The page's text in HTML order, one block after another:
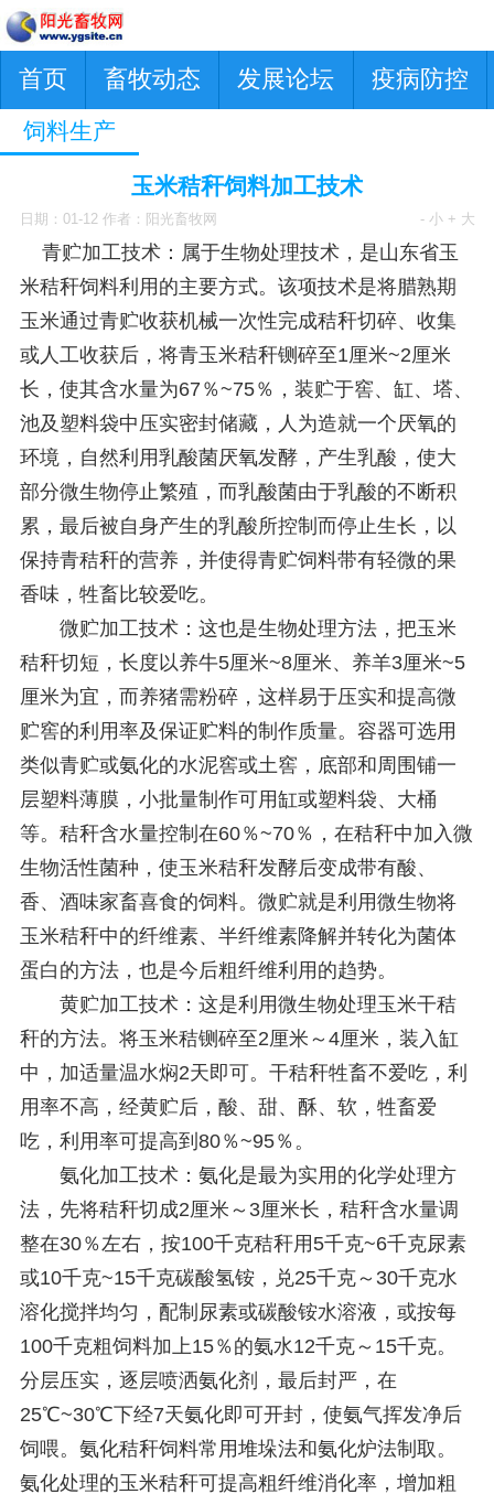
首页 畜牧动态 发展论坛 疫病防控
饲料生产
玉米秸秆饲料加工技术
日期：01-12 作者：阳光畜牧网 - 小 + 大
青贮加工技术：属于生物处理技术，是山东省玉
米秸秆饲料利用的主要方式。该项技术是将腊熟期
玉米通过青贮收获机械一次性完成秸秆切碎、收集
或人工收获后，将青玉米秸秆铡碎至1厘米~2厘米
长，使其含水量为67％~75％，装贮于窖、缸、塔、
池及塑料袋中压实密封储藏，人为造就一个厌氧的
环境，自然利用乳酸菌厌氧发酵，产生乳酸，使大
部分微生物停止繁殖，而乳酸菌由于乳酸的不断积
累，最后被自身产生的乳酸所控制而停止生长，以
保持青秸秆的营养，并使得青贮饲料带有轻微的果
香味，牲畜比较爱吃。
微贮加工技术：这也是生物处理方法，把玉米
秸秆切短，长度以养牛5厘米~8厘米、养羊3厘米~5
厘米为宜，而养猪需粉碎，这样易于压实和提高微
贮窖的利用率及保证贮料的制作质量。容器可选用
类似青贮或氨化的水泥窖或土窖，底部和周围铺一
层塑料薄膜，小批量制作可用缸或塑料袋、大桶
等。秸秆含水量控制在60％~70％，在秸秆中加入微
生物活性菌种，使玉米秸秆发酵后变成带有酸、
香、酒味家畜喜食的饲料。微贮就是利用微生物将
玉米秸秆中的纤维素、半纤维素降解并转化为菌体
蛋白的方法，也是今后粗纤维利用的趋势。
黄贮加工技术：这是利用微生物处理玉米干秸
秆的方法。将玉米秸铡碎至2厘米～4厘米，装入缸
中，加适量温水焖2天即可。干秸秆牲畜不爱吃，利
用率不高，经黄贮后，酸、甜、酥、软，牲畜爱
吃，利用率可提高到80％~95％。
氨化加工技术：氨化是最为实用的化学处理方
法，先将秸秆切成2厘米～3厘米长，秸秆含水量调
整在30％左右，按100千克秸秆用5千克~6千克尿素
或10千克~15千克碳酸氢铵，兑25千克～30千克水
溶化搅拌均匀，配制尿素或碳酸铵水溶液，或按每
100千克粗饲料加上15％的氨水12千克～15千克。
分层压实，逐层喷洒氨化剂，最后封严，在
25℃~30℃下经7天氨化即可开封，使氨气挥发净后
饲喂。氨化秸秆饲料常用堆垛法和氨化炉法制取。
氨化处理的玉米秸秆可提高粗纤维消化率，增加粗